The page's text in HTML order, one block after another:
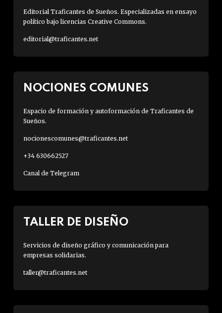
Editorial Traficantes de Sueños. Especializadas en ensayo
político bajo licencias Creative Commons.
editorial@traficantes.net
NOCIONES COMUNES
Espacio de formación y autoformación de Traficantes de
Sueños.
nocionescomunes@traficantes.net
+34 630662527
Canal de Telegram
TALLER DE DISEÑO
Servicios de diseño gráfico y comunicación para
empresas solidarias.
taller@traficantes.net